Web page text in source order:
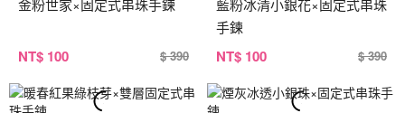
金粉世家×固定式串珠手鍊
NT$ 100 $ 390
藍粉冰清小銀花×固定式串珠
手鍊
NT$ 100 $ 390